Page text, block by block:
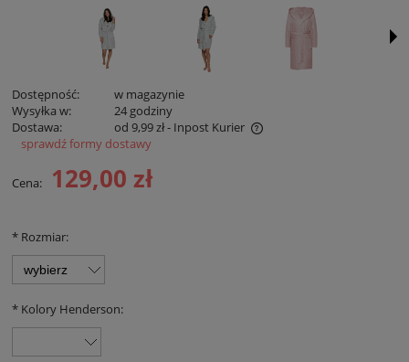
Dostępność:
w magazynie
Wysyłka w:
24 godziny
Dostawa:
od 9,99 zł- Inpost Kurier
Cena zawiera koszty płatności online
sprawdź formy dostawy
Cena: 129,00 zł
* Rozmiar:
* Kolory Henderson: